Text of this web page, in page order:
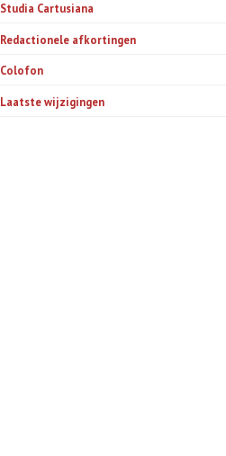
Studia Cartusiana
Redactionele afkortingen
Colofon
Laatste wijzigingen